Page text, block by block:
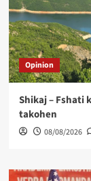
Opinion
Shikaj –
takohen
08/08/2026